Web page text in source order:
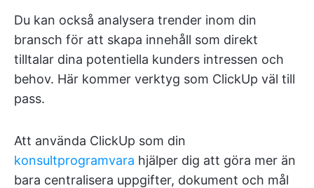
Du kan också analysera trender inom din
bransch för att skapa innehåll som direkt
tilltalar dina potentiella kunders intressen och
behov. Här kommer verktyg som ClickUp väl till
pass.
Att använda ClickUp som din
konsultprogramvara hjälper dig att göra mer än
bara centralisera uppgifter, dokument och mål